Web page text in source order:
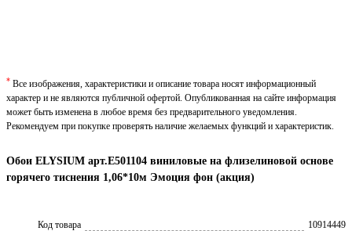
Обои ELYSIUM арт.Е501104 виниловые на флизелиновой основе
горячего тиснения 1,06*10м Эмоция фон (акция)
Код товара
10914449
* Все изображения, характеристики и описание товара носят информационный
характер и не являются публичной офертой. Опубликованная на сайте информация
может быть изменена в любое время без предварительного уведомления.
Рекомендуем при покупке проверять наличие желаемых функций и характеристик.